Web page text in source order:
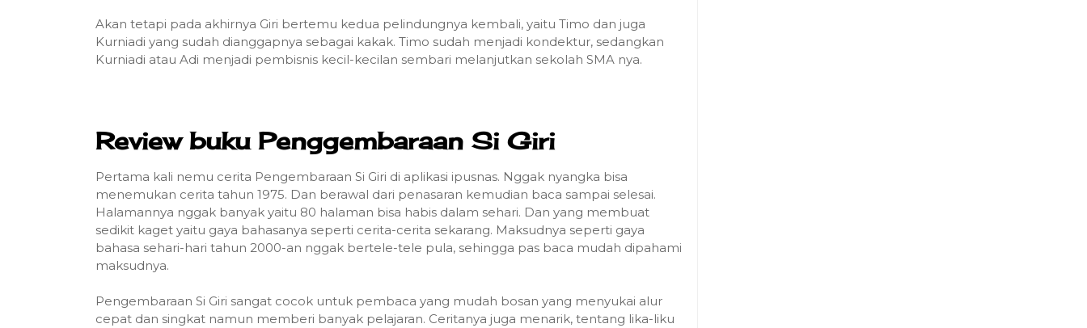
Akan tetapi pada akhirnya Giri bertemu kedua pelindungnya kembali, yaitu Timo dan juga
Kurniadi yang sudah dianggapnya sebagai kakak. Timo sudah menjadi kondektur, sedangkan
Kurniadi atau Adi menjadi pembisnis kecil-kecilan sembari melanjutkan sekolah SMA nya.
Review buku Penggembaraan Si Giri
Pertama kali nemu cerita Pengembaraan Si Giri di aplikasi ipusnas. Nggak nyangka bisa
menemukan cerita tahun 1975. Dan berawal dari penasaran kemudian baca sampai selesai.
Halamannya nggak banyak yaitu 80 halaman bisa habis dalam sehari. Dan yang membuat
sedikit kaget yaitu gaya bahasanya seperti cerita-cerita sekarang. Maksudnya seperti gaya
bahasa sehari-hari tahun 2000-an nggak bertele-tele pula, sehingga pas baca mudah dipahami
maksudnya.
Pengembaraan Si Giri sangat cocok untuk pembaca yang mudah bosan yang menyukai alur
cepat dan singkat namun memberi banyak pelajaran. Ceritanya juga menarik, tentang lika-liku